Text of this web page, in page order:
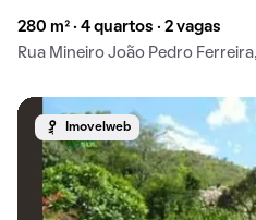
280 m² · 4 quartos · 2 vagas
Rua Mineiro João Pedro
Imovelweb